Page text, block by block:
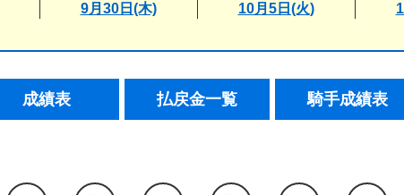
9月30日(木) 10月5日(火)
成績表 払戻金一覧 騎手成績表